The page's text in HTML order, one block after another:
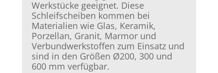
Werkstücke geeignet. Diese
Schleifscheiben kommen bei
Materialien wie Glas, Keramik,
Porzellan, Granit, Marmor und
Verbundwerkstoffen zum Einsatz und
sind in den Größen Ø200, 300 und
600 mm verfügbar.